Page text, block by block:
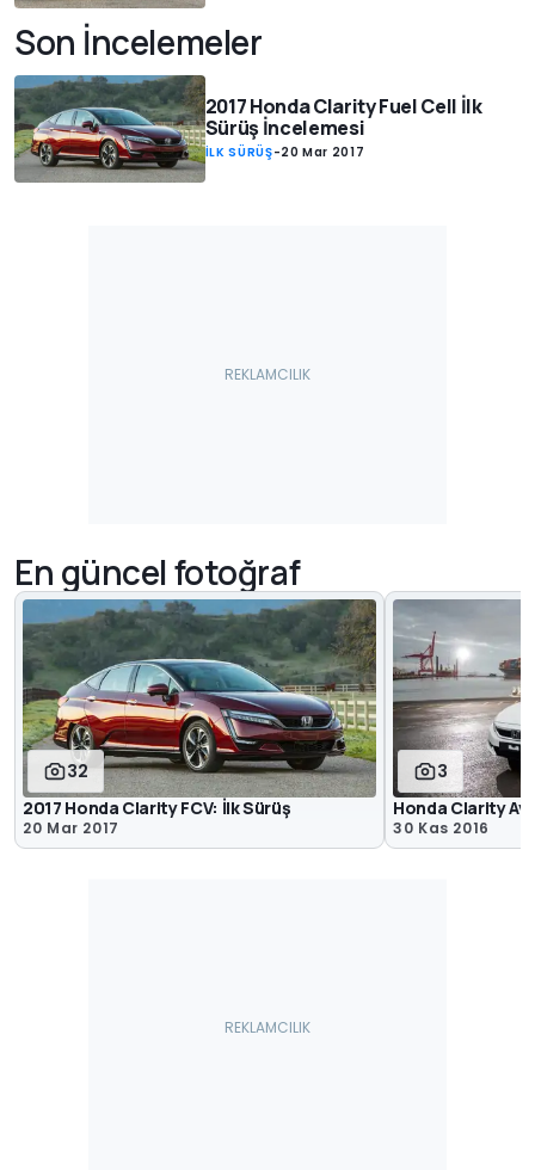
Son İncelemeler
2017 Honda Clarity Fuel Cell İlk
Sürüş İncelemesi
İLK SÜRÜŞ-20 Mar 2017
En güncel fotoğraf
32
2017 Honda Clarity FCV: İlk Sürüş
20 Mar 2017
3
Honda Clarity
30 Kas 2016